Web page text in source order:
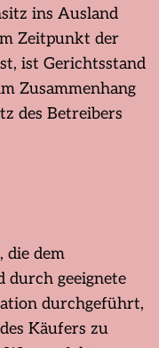
ins Ausland
Zeitpunkt der
ist Gerichtsstand
Zusammenhang
des Betreibers
die dem
durch geeignete
durchgeführt,
Käufers zu